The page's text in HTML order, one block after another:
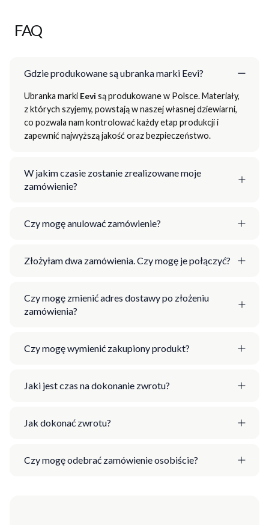
FAQ
Gdzie produkowane są ubranka marki Eevi?
Ubranka marki Eevi są produkowane w Polsce. Materiały,
z których szyjemy, powstają w naszej własnej dziewiarni,
co pozwala nam kontrolować każdy etap produkcji i
zapewnić najwyższą jakość oraz bezpieczeństwo.
W jakim czasie zostanie zrealizowane moje
zamówienie?
Czy mogę anulować zamówienie?
Złożyłam dwa zamówienia. Czy mogę je połączyć?
Czy mogę zmienić adres dostawy po złożeniu
zamówienia?
Czy mogę wymienić zakupiony produkt?
Jaki jest czas na dokonanie zwrotu?
Jak dokonać zwrotu?
Czy mogę odebrać zamówienie osobiście?